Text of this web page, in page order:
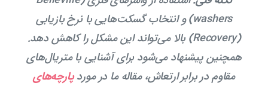
washers) و انتخاب گسکت‌هایی با نرخ بازیابی
(Recovery) بالا می‌تواند این مشکل را کاهش دهد.
همچنین پیشنهاد می‌شود برای آشنایی با متریال‌های
مقاوم در برابر ارتعاش، مقاله ما در موردپارچه‌های